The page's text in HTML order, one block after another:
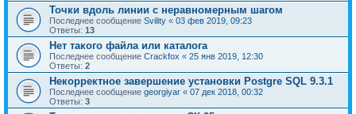
Точки вдоль линии с неравномерным шагом
Последнее сообщение Svility « 03 фев 2019, 09:23
Ответы: 13
Нет такого файла или каталога
Последнее сообщение Crackfox « 25 янв 2019, 12:30
Ответы: 2
Некорректное завершение установки Postgre SQL 9.3.1
Последнее сообщение georgiyar « 07 дек 2018, 00:32
Ответы: 3